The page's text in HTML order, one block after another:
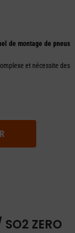
de montage de pneus
et nécessite des
SO2 ZERO